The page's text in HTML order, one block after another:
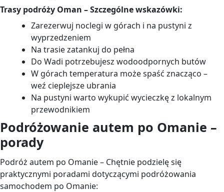
Trasy podróży Oman – Szczególne wskazówki:
Zarezerwuj noclegi w górach i na pustyni z
wyprzedzeniem
Na trasie zatankuj do pełna
Do Wadi potrzebujesz wodoodpornych butów
W górach temperatura może spaść znacząco –
weź cieplejsze ubrania
Na pustyni warto wykupić wycieczkę z lokalnym
przewodnikiem
Podróżowanie autem po Omanie –
porady
Podróż autem po Omanie – Chętnie podzielę się
praktycznymi poradami dotyczącymi podróżowania
samochodem po Omanie: